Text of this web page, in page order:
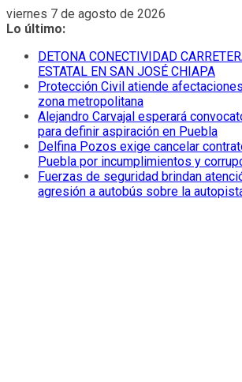
Saltar
al
viernes 7 de agosto de 2026
Lo último:
DETONA CONECTIVIDAD
ESTATAL EN SAN JOSÉ CHIAPA
Protección Civil atiende
zona metropolitana
Alejandro Carvajal esperará
para definir aspiración en Puebla
Delfina Pozos exige cancelar
Puebla por incumplimientos y
Fuerzas de seguridad brindan
agresión a autobús sobre la